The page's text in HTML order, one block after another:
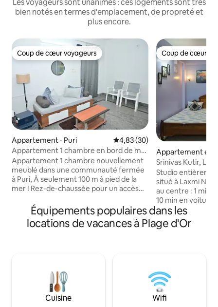
Les voyageurs sont unanimes : ces logements sont très
bien notés en termes d'emplacement, de propreté et
plus encore.
Coup de cœur voyageurs
Coup de cœur voyageurs
Appartement ⋅ Puri Évaluation moyenne sur la
4,83 (30)
Appartement 1 chambre en bord de mer
| À 100 m de la mer | Près d’un temple
Appartement 1 chambre nouvellement
meublé dans une communauté fermée
à Puri, À seulement 100 m à pied de la
mer ! Rez-de-chaussée pour un accès
également disponible. Vue sur la mer
depuis le toit (pas depuis la chambre)
Climatisation, télévision connectée
stationnement gratuit. Gardien sur
place — transport, visites touristiques et
Darshan au temple Jagannath organisé
sur demande. - 100 m - Plage de
Coup de cœur
Coup de cœur
Appartement en
⋅ Puri
Srinivas Kutir,
la plage
Studio
situé à Laxmi Nivas,
au centre : 1 min
10 min en voiture
Shree Jagannath,
Chambre au 1er
Parfait pour les
secours
pas prise en
secours) Parking - sous réserve de
disponibilité
Équipements populaires dans les
locations de vacances à Plage d'Or
Cuisine Wifi